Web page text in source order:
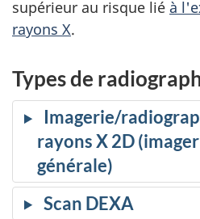
supérieur au risque lié à
rayons X.
Types de
Imagerie/
rayons X 2D
générale)
Scan DEXA